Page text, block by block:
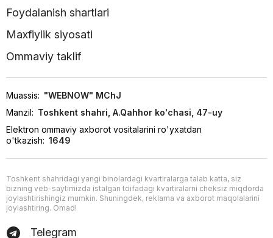
Foydalanish shartlari
Maxfiylik siyosati
Ommaviy taklif
Muassis: "WEBNOW" MChJ
Manzil: Toshkent shahri, A.Qahhor ko'chasi, 47-uy
Elektron ommaviy axborot vositalarini ro'yxatdan
o'tkazish: 1649
Toshkent shahridagi yangi binolardagi kvartiralarga talab katta, siz
bizning veb-saytimizda istalgan toifadagi kvartiralarni cheksiz miqdorda
joylashtirishingiz mumkin. Shuningdek, reklama va axborot maqolalarini
joylashtiring. Omad!
Telegram